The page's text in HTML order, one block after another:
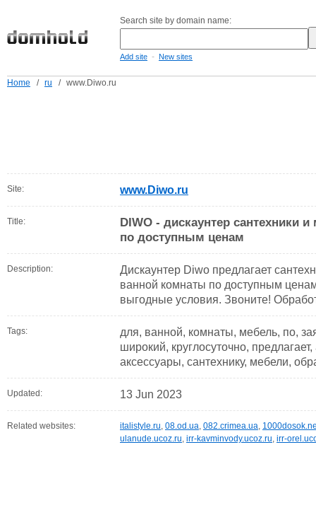
Search site by domain name:
Add site - New sites
Home / ru / www.Diwo.ru
Site: www.Diwo.ru
Title:
DIWO - дискаунтер сантехники
по доступным ценам
Description:
Дискаунтер Diwo предлагает
ванной комнаты по доступным
выгодные условия. Звоните!
Tags:
для, ванной, комнаты, мебель, по,
широкий, круглосуточно,
аксессуары, сантехнику, мебели,
Updated: 13 Jun 2023
Related websites: italistyle.ru, 08.od.ua, 082.crimea.ua,
ulanude.ucoz.ru, irr-kavminvody.ucoz.ru, irr-